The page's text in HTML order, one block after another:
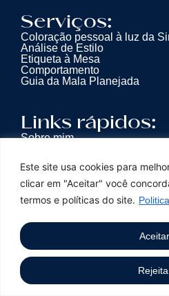
Este site usa cookies para
clicar em "Aceitar" você
termos e políticas do site.
Aceitar
Serviços:
Coloração pessoal à luz da
Análise de Estilo
Etiqueta à Mesa
Comportamento
Guia da Mala Planejada
Links rápidos:
Sobre mim
Dúvidas
Contatos
| Desenvolvido com ♡ por: